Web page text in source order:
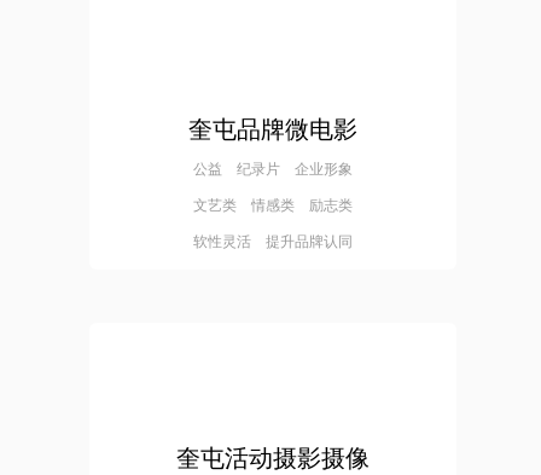
奎屯品牌微电影
公益 纪录片 企业形象
文艺类 情感类 励志类
软性灵活 提升品牌认同
奎屯活动摄影摄像